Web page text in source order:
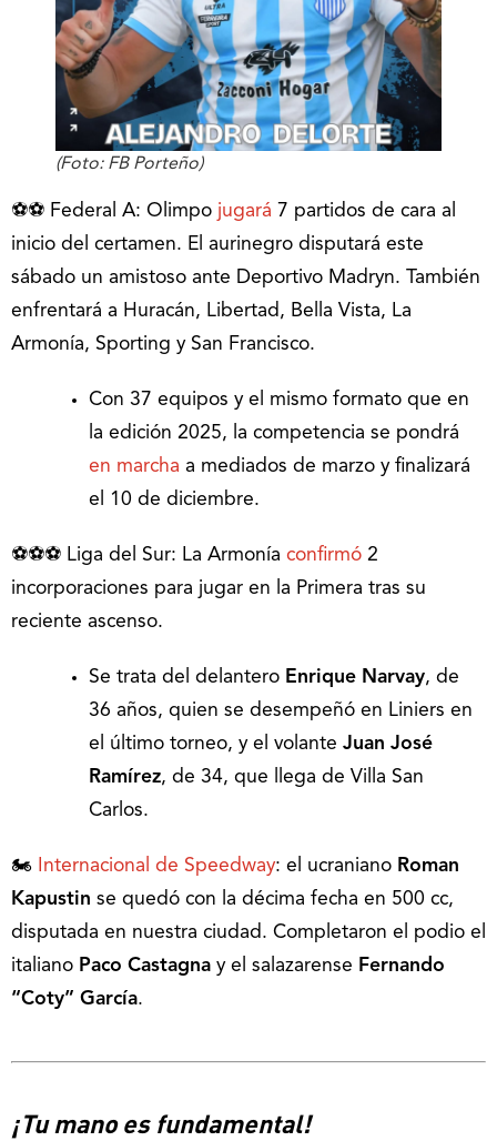
(Foto: FB Porteño)
⚽⚽ Federal A: Olimpo jugará 7 partidos de cara al
inicio del certamen. El aurinegro disputará este
sábado un amistoso ante Deportivo Madryn. También
enfrentará a Huracán, Libertad, Bella Vista, La
Armonía, Sporting y San Francisco.
Con 37 equipos y el mismo formato que en
la edición 2025, la competencia se pondrá
en marcha a mediados de marzo y finalizará
el 10 de diciembre.
⚽⚽⚽ Liga del Sur: La Armonía confirmó 2
incorporaciones para jugar en la Primera tras su
reciente ascenso.
Se trata del delantero Enrique Narvay, de
36 años, quien se desempeñó en Liniers en
el último torneo, y el volante Juan José
Ramírez, de 34, que llega de Villa San
Carlos.
🏍️ Internacional de Speedway: el ucraniano Roman
Kapustin se quedó con la décima fecha en 500 cc,
disputada en nuestra ciudad. Completaron el podio el
italiano Paco Castagna y el salazarense Fernando
“Coty” García.
¡Tu mano es fundamental!